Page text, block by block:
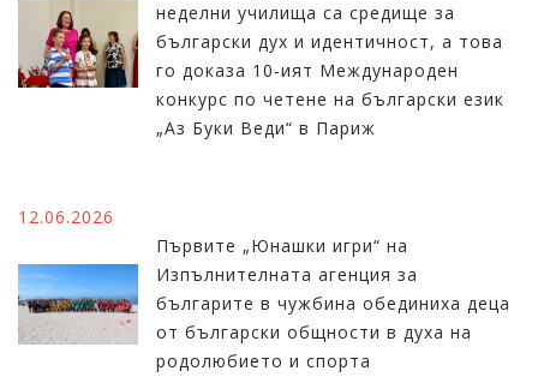
неделни училища са средище за
български дух и идентичност, а това
го доказа 10-ият Международен
конкурс по четене на български език
„Аз Буки Веди“ в Париж
12.06.2026
Първите „Юнашки игри“ на
Изпълнителната агенция за
българите в чужбина обединиха деца
от български общности в духа на
родолюбието и спорта